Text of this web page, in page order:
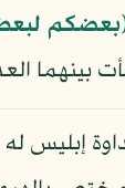
إبليس